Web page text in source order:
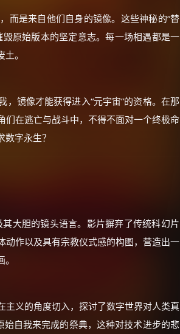
而是来自他们自身的镜像。这些神秘的“替
原始版本的坚定意志。每一场相遇都是一
。
镜像才能获得进入“元宇宙”的资格。在那
在逃亡与战斗中，不得不面对一个终极命
字永生？
大胆的镜头语言。影片摒弃了传统科幻片
作以及具有宗教仪式感的构图，营造出一
义的角度切入，探讨了数字世界对人类真
始自我来完成的祭典，这种对技术进步的悲
☕
朋友们辛苦了 💦
优惠券、活动红包，每日可领。